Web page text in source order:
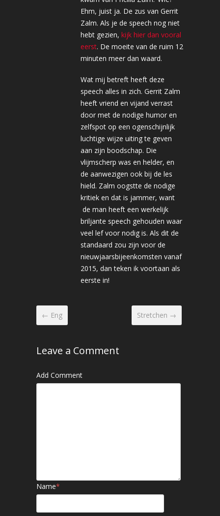
Ehm, juist ja. De zus van Gerrit
Zalm. Als je de speech nog niet
hebt gezien, kijk hier dan vooral
eerst. De moeite van de ruim 12
minuten meer dan waard.
Wat mij betreft heeft deze
speech alles in zich. Gerrit Zalm
heeft vriend en vijand verrast
door met de nodige humor en
zelfspot op een ogenschijnlijk
luchtige wijze uiting te geven
aan zijn boodschap. Die
vlijmscherp was en helder, en
de aanwezigen ook bij de les
hield. Zalm oogstte de nodige
kritiek en dat is jammer, want
de man heeft een werkelijk
briljante speech gehouden waar
veel lef voor nodig is. Als dit de
standaard zou zijn voor de
nieuwjaarsbijeenkomsten vanaf
2015, dan teken ik voortaan als
eerste in!
← Eng Stretchen →
Leave a Comment
Add Comment
Name*